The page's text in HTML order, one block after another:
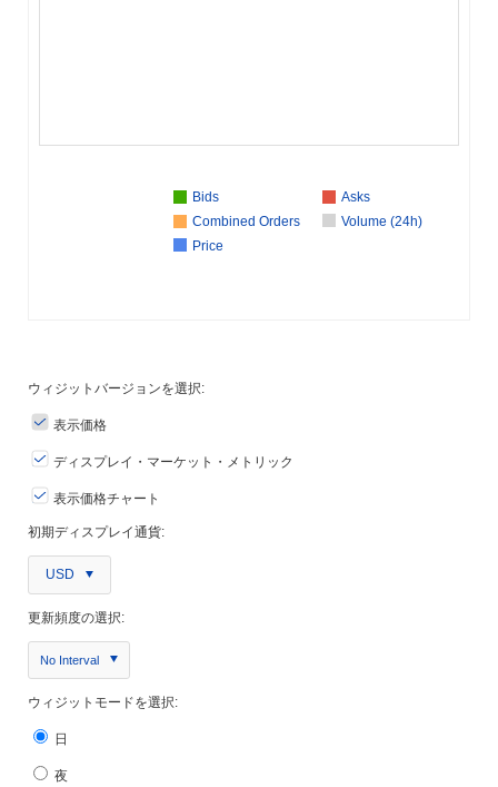
Bids
Asks
Combined Orders
Volume (24h)
Price
ウィジットバージョンを選択:
表示価格
ディスプレイ・マーケット・メトリック
表示価格チャート
初期ディスプレイ通貨:
USD
更新頻度の選択:
No Interval
ウィジットモードを選択:
日
夜